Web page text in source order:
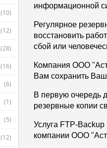
(10)
(12)
(28)
(16)
(6)
(1)
(5)
(12)
информационной
Регулярное
восстановить
сбой или
Компания ООО
Вам сохранить
В первую очередь
резервные копии
Услуга FTP-
компании ООО